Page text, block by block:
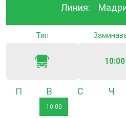
Линия:
Тип
10:00
ПонеделникВторник
10:00